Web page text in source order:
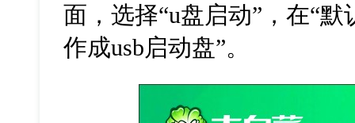
面，选择“u盘启动” ，在“默
作成usb启动盘”。